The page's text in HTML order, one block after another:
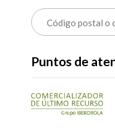
Puntos de